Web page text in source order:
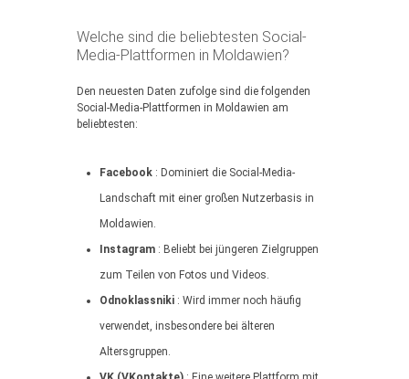
Welche sind die beliebtesten Social-
Media-Plattformen in Moldawien?
Den neuesten Daten zufolge sind die folgenden
Social-Media-Plattformen in Moldawien am
beliebtesten:
Facebook : Dominiert die Social-Media-
Landschaft mit einer großen Nutzerbasis in
Moldawien.
Instagram : Beliebt bei jüngeren Zielgruppen
zum Teilen von Fotos und Videos.
Odnoklassniki : Wird immer noch häufig
verwendet, insbesondere bei älteren
Altersgruppen.